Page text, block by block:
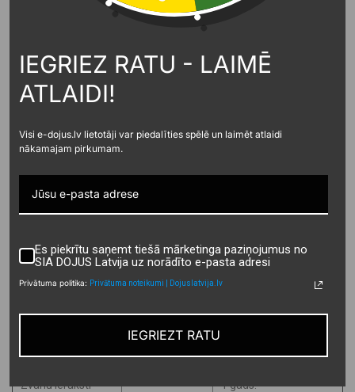
Mārketingam
izmantotie
piekrišana nav dota)
mārketingam, kamēr
klientam ir vismaz
pret šādu mārketingu.
līguma darbības laikā,
brīdim, kad tiek
30 dienas.
Zvanu ieraksti 1 gads.
IEGRIEZ RATU - LAIMĒ
ATLAIDI!
Visi e-dojus.lv lietotāji var piedalīties spēlē un laimēt atlaidi
nākamajam pirkumam.
Es piekrītu saņemt tiešā mārketinga paziņojumus no
SIA DOJUS Latvija uz norādīto e-pasta adresi
Privātuma politika: Privātuma noteikumi | Dojuslatvija.lv
IEGRIEZT RATU